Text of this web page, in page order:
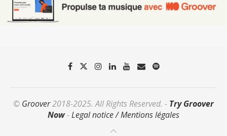
© Groover2018-2025. All Rights Reserved. - Try Groover
Now-Legal notice / Mentions légales